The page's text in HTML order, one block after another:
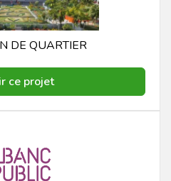
DE QUARTIER
ce projet